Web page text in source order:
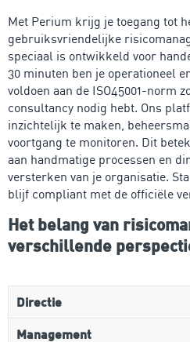
Met Perium krijg je toegang tot
gebruiksvriendelijke
speciaal is ontwikkeld voor
30 minuten ben je operationeel
voldoen aan de ISO45001-norm
consultancy nodig hebt. Ons
inzichtelijk te maken,
voortgang te monitoren. Dit
aan handmatige processen en
versterken van je organisatie.
blijf compliant met de officiële
Het belang van
verschillende
Directie
Management